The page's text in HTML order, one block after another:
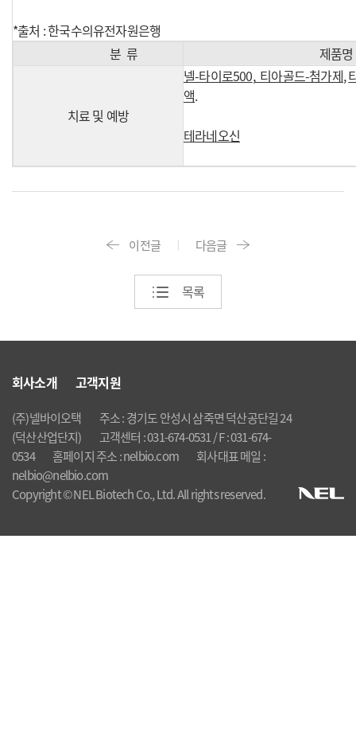
*출처 : 한국수의유전자원은행
분 류
제품명
치료 및 예방
넬-타이로500,티아골드-첨가제,
액.
테라네오신
이전글 다음글
목록
회사소개 고객지원
(주)넬바이오택
주소 : 경기도 안성시 삼죽면 덕산공단길 24
(덕산산업단지)
고객센터 : 031-674-0531 / F : 031-674-
0534
홈페이지 주소 : nelbio.com
회사대표 메일 :
nelbio@nelbio.com
Copyright © NEL Biotech Co., Ltd. All rights reserved.